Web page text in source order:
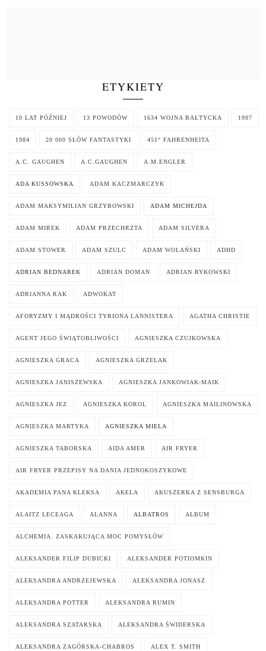
ETYKIETY
10 LAT PÓŹNIEJ 13 POWODÓW 1634 WOJNA BAŁTYCKA 1907
1984 20 000 SŁÓW FANTASTYKI 451° FAHRENHEITA
A.C. GAUGHEN A.C.GAUGHEN A.M.ENGLER
ADA KUSSOWSKA ADAM KACZMARCZYK
ADAM MAKSYMILIAN GRZYBOWSKI ADAM MICHEJDA
ADAM MIREK ADAM PRZECHRZTA ADAM SILVERA
ADAM STOWER ADAM SZULC ADAM WOLAŃSKI ADHD
ADRIAN BEDNAREK ADRIAN DOMAN ADRIAN RYKOWSKI
ADRIANNA RAK ADWOKAT
AFORYZMY I MĄDROŚCI TYRIONA LANNISTERA AGATHA CHRISTIE
AGENT JEGO ŚWIĄTOBLIWOŚCI AGNIESZKA CZUJKOWSKA
AGNIESZKA GRACA AGNIESZKA GRZELAK
AGNIESZKA JANISZEWSKA AGNIESZKA JANKOWIAK-MAIK
AGNIESZKA JEZ AGNIESZKA KOROL AGNIESZKA MAILINOWSKA
AGNIESZKA MARTYKA AGNIESZKA MIELA
AGNIESZKA TABORSKA AIDA AMER AIR FRYER
AIR FRYER PRZEPISY NA DANIA JEDNOKOSZYKOWE
AKADEMIA PANA KLEKSA AKELA AKUSZERKA Z SENSBURGA
ALAITZ LECEAGA ALANNA ALBATROS ALBUM
ALCHEMIA. ZASKAKUJĄCA MOC POMYSŁÓW
ALEKSANDER FILIP DUBICKI ALEKSANDER POTIOMKIN
ALEKSANDRA ANDRZEJEWSKA ALEKSANDRA JONASZ
ALEKSANDRA POTTER ALEKSANDRA RUMIN
ALEKSANDRA SZATARSKA ALEKSANDRA ŚWIDERSKA
ALEKSANDRA ZAGÓRSKA-CHABROS ALEX T. SMITH